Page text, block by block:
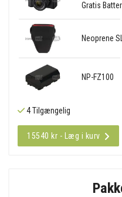
Gratis
Neoprene
NP-FZ100
4 Tilgængelig
15540 kr - Læg i kurv